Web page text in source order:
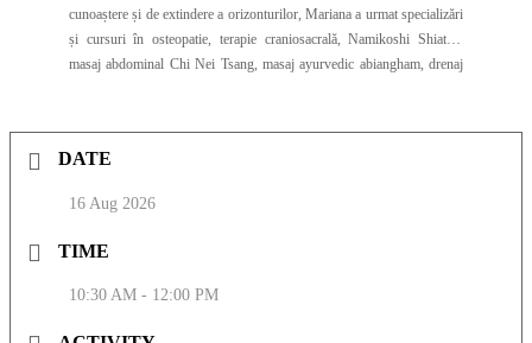
cunoaștere și de extindere a orizonturilor, Mariana a urmat specializări
și cursuri în osteopatie, terapie craniosacrală, Namikoshi Shiatsu,
masaj abdominal Chi Nei Tsang, masaj ayurvedic abiangham, drenaj
la starea de bine a omului cu care lucrează, Mariana execută toată gama
lucrează. În urma ședințelor de masaj și posturologie pe care le oferă,
Iar pentru a înțelege gradul de măiestrie și dedicare al Marianei atunci
masajului și acupunctura. Iar pentru persoanele care au fobie de ace
DATE
16 Aug 2026
TIME
10:30 AM - 12:00 PM